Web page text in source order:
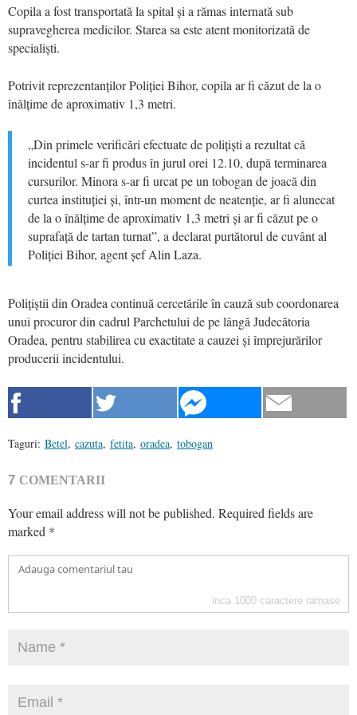
Copila a fost transportată la spital și a rămas internată sub
supravegherea medicilor. Starea sa este atent monitorizată de
specialiști.
Potrivit reprezentanților Poliției Bihor, copila ar fi căzut de la o
înălțime de aproximativ 1,3 metri.
„Din primele verificări efectuate de polițiști a rezultat că
incidentul s-ar fi produs în jurul orei 12.10, după terminarea
cursurilor. Minora s-ar fi urcat pe un tobogan de joacă din
curtea instituției și, într-un moment de neatenție, ar fi alunecat
de la o înălțime de aproximativ 1,3 metri și ar fi căzut pe o
suprafață de tartan turnat”, a declarat purtătorul de cuvânt al
Poliției Bihor, agent șef Alin Laza.
Polițiștii din Oradea continuă cercetările în cauză sub coordonarea
unui procuror din cadrul Parchetului de pe lângă Judecătoria
Oradea, pentru stabilirea cu exactitate a cauzei și împrejurărilor
producerii incidentului.
Taguri: Betel, cazuta, fetita, oradea, tobogan
7 COMENTARII
Your email address will not be published. Required fields are
marked *
inca 1000 caractere ramase